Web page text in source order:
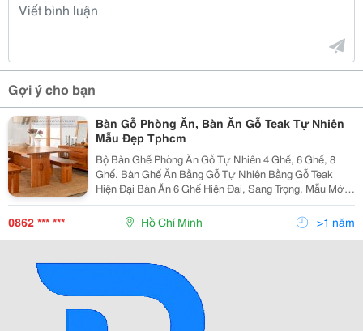
Gợi ý cho bạn
Bàn Gỗ Phòng Ăn, Bàn Ăn Gỗ Teak Tự Nhiên
Mẫu Đẹp Tphcm
Bộ Bàn Ghế Phòng Ăn Gỗ Tự Nhiên 4 Ghế, 6 Ghế, 8
Ghế. Bàn Ghế Ăn Bằng Gỗ Tự Nhiên Bằng Gỗ Teak
Hiện Đại Bàn Ăn 6 Ghế Hiện Đại, Sang Trọng. Mẫu Mới
Nhất . Nhận Sản Xuất Theo Mẫu Yêu Cầu Bàn Ghế
Phòng Ăn Hiện Đại Bằng Gỗ Teak Bán Bàn Ghế Phò
0862 *** *** Hồ Chí Minh >1 năm